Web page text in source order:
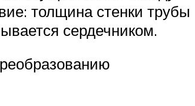
толщина стенки трубы
сердечником.